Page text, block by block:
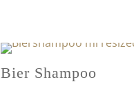
Bier Shampoo